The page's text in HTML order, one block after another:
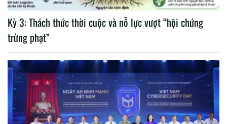
Kỳ 3: Thách thức thời cuộc và nỗ lực vượt “hội chứng
trừng phạt”